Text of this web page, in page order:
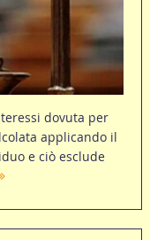
dovuta per
applicando il
e ciò esclude